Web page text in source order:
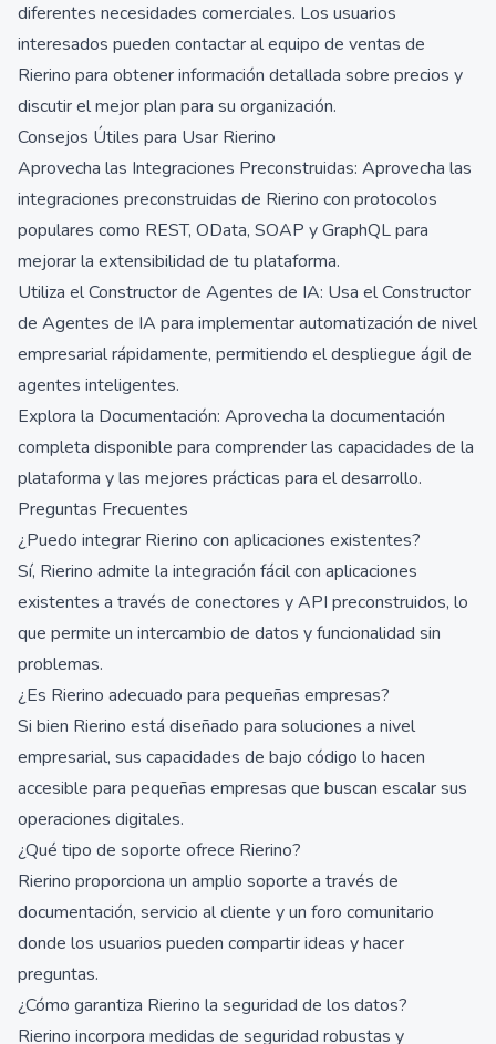
diferentes necesidades comerciales. Los usuarios
interesados pueden contactar al equipo de ventas de
Rierino para obtener información detallada sobre precios y
discutir el mejor plan para su organización.
Consejos Útiles para Usar Rierino
Aprovecha las Integraciones Preconstruidas: Aprovecha las
integraciones preconstruidas de Rierino con protocolos
populares como REST, OData, SOAP y GraphQL para
mejorar la extensibilidad de tu plataforma.
Utiliza el Constructor de Agentes de IA: Usa el Constructor
de Agentes de IA para implementar automatización de nivel
empresarial rápidamente, permitiendo el despliegue ágil de
agentes inteligentes.
Explora la Documentación: Aprovecha la documentación
completa disponible para comprender las capacidades de la
plataforma y las mejores prácticas para el desarrollo.
Preguntas Frecuentes
¿Puedo integrar Rierino con aplicaciones existentes?
Sí, Rierino admite la integración fácil con aplicaciones
existentes a través de conectores y API preconstruidos, lo
que permite un intercambio de datos y funcionalidad sin
problemas.
¿Es Rierino adecuado para pequeñas empresas?
Si bien Rierino está diseñado para soluciones a nivel
empresarial, sus capacidades de bajo código lo hacen
accesible para pequeñas empresas que buscan escalar sus
operaciones digitales.
¿Qué tipo de soporte ofrece Rierino?
Rierino proporciona un amplio soporte a través de
documentación, servicio al cliente y un foro comunitario
donde los usuarios pueden compartir ideas y hacer
preguntas.
¿Cómo garantiza Rierino la seguridad de los datos?
Rierino incorpora medidas de seguridad robustas y